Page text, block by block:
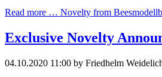
Read more … Novelty from
Exclusive Novelty
04.10.2020 11:00 by Friedhelm